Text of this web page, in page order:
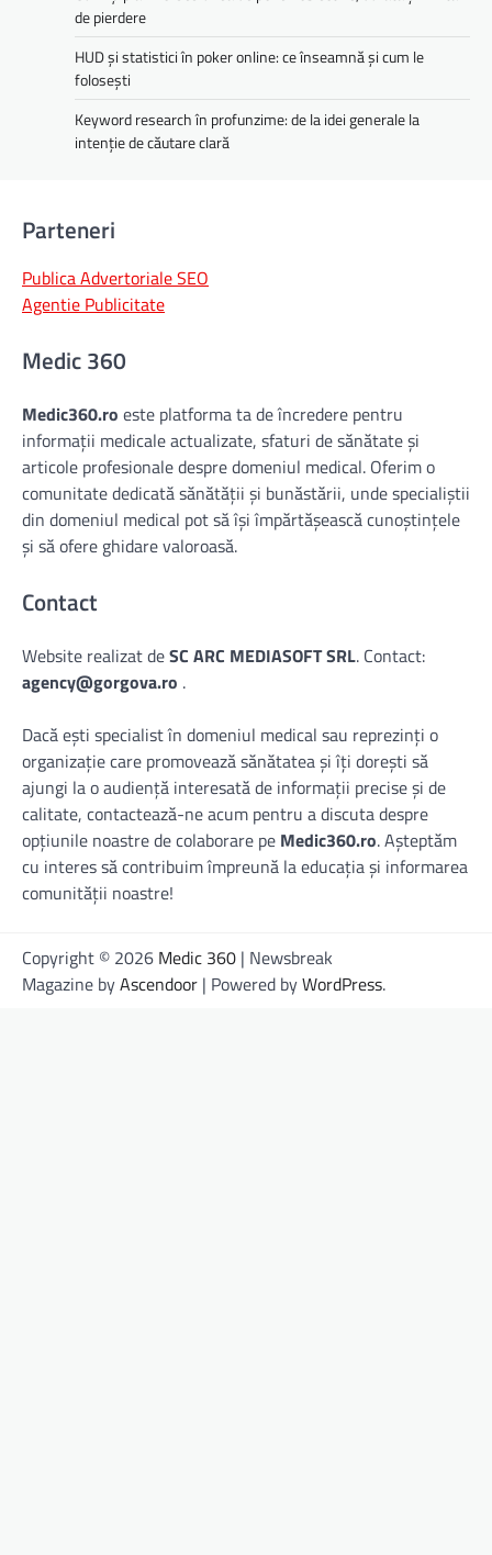
de pierdere
HUD și statistici în poker online: ce înseamnă și cum le
folosești
Keyword research în profunzime: de la idei generale la
intenție de căutare clară
Parteneri
Publica Advertoriale SEO
Agentie Publicitate
Medic 360
Medic360.ro este platforma ta de încredere pentru
informații medicale actualizate, sfaturi de sănătate și
articole profesionale despre domeniul medical. Oferim o
comunitate dedicată sănătății și bunăstării, unde specialiștii
din domeniul medical pot să își împărtășească cunoștințele
și să ofere ghidare valoroasă.
Contact
Website realizat deSC ARC MEDIASOFT SRL. Contact:
agency@gorgova.ro .
Dacă ești specialist în domeniul medical sau reprezinți o
organizație care promovează sănătatea și îți dorești să
ajungi la o audiență interesată de informații precise și de
calitate, contactează-ne acum pentru a discuta despre
opțiunile noastre de colaborare pe Medic360.ro. Așteptăm
cu interes să contribuim împreună la educația și informarea
comunității noastre!
Copyright © 2026 Medic 360 | Newsbreak
Magazine byAscendoor | Powered byWordPress.